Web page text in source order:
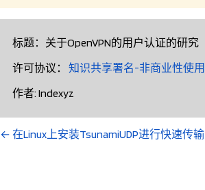
标题： 关于OpenVPN的用户认证的研究
许可协议：
知识共享署名-非商业性使
作者: Indexyz
← 在Linux上安装TsunamiUDP进行快速传输